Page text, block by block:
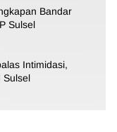
Bandar
Sulsel
Intimidasi,
Sulsel